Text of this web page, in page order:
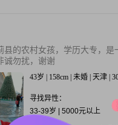
县的农村女孩，学历大专，
诚勿扰，谢谢
43岁 | 158cm | 未婚 | 天津 |
寻找异性：
33-39岁 | 5000元以上